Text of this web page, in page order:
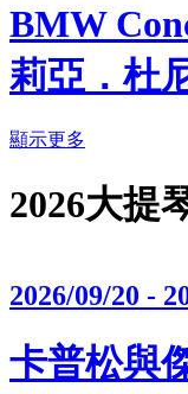
BMW
莉亞．杜
顯示更多
2026大提
2026/09/20 -
卡普松與